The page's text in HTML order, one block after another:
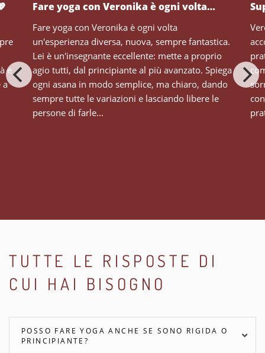
Fare yoga con Veronika è ogni volta…
Fare yoga con Veronika è ogni volta
un'esperienza diversa, nuova, sempre fantastica.
Lei è un'insegnante eccellente: mette a proprio
agio tutti, dal principiante al più avanzato. Spiega
ogni asana in modo semplice, ma chiaro, dando
sempre tutte le variazioni e lasciando libere le
persone di farle...
e
a
TUTTE LE RISPOSTE DI
CUI HAI BISOGNO
POSSO FARE YOGA ANCHE SE SONO RIGIDA O
PRINCIPIANTE?